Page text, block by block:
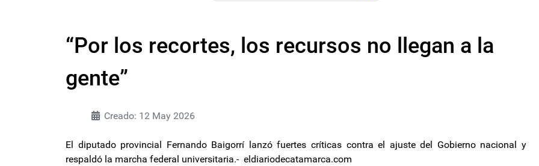
“Por los recortes, los recursos no llegan a la
gente”
Creado: 12 May 2026
El diputado provincial Fernando Baigorrí lanzó fuertes críticas contra el ajuste del Gobierno nacional y
respaldó la marcha federal universitaria.- eldiariodecatamarca.com